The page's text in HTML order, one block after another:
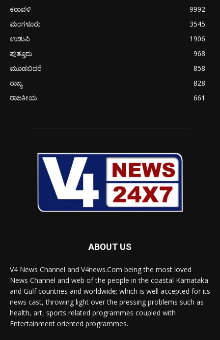
ಕರಾವಳಿ
9992
ಮಂಗಳೂರು
3545
ಉಡುಪಿ
1906
ಪುತ್ತೂರು
968
ಮೂಡಬಿದರೆ
858
ರಾಜ್ಯ
828
ರಾಜಕೀಯ
661
ABOUT US
V4 News Channel and V4news.Com being the most loved
News Channel and web of the people in the coastal Karnataka
and Gulf countries and worldwide; which is well accepted for its
news cast, throwing light over the pressing problems such as
health, art, sports related programmes coupled with
Entertainment oriented programmes.